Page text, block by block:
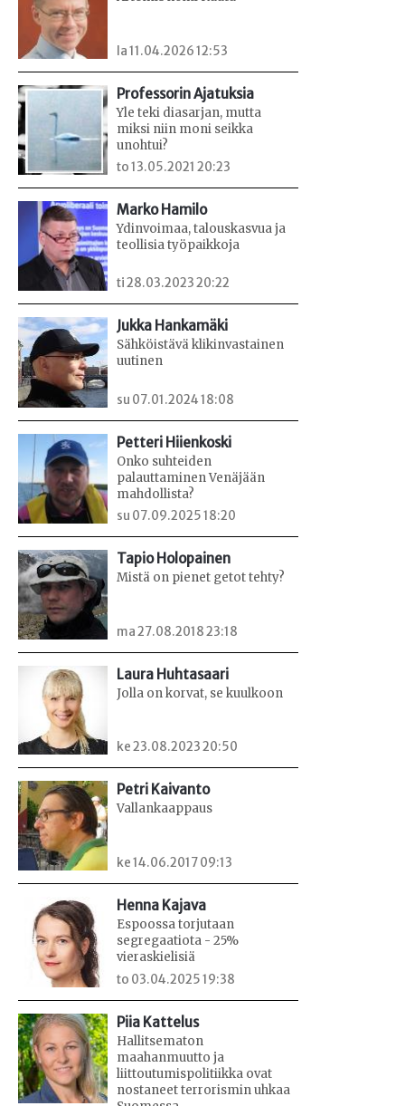
la 11.04.2026 12:53
Professorin Ajatuksia
Yle teki diasarjan, mutta
miksi niin moni seikka
unohtui?
to 13.05.2021 20:23
Marko Hamilo
Ydinvoimaa, talouskasvua ja
teollisia työpaikkoja
ti 28.03.2023 20:22
Jukka Hankamäki
Sähköistävä klikinvastainen
uutinen
su 07.01.2024 18:08
Petteri Hiienkoski
Onko suhteiden
palauttaminen Venäjään
mahdollista?
su 07.09.2025 18:20
Tapio Holopainen
Mistä on pienet getot tehty?
ma 27.08.2018 23:18
Laura Huhtasaari
Jolla on korvat, se kuulkoon
ke 23.08.2023 20:50
Petri Kaivanto
Vallankaappaus
ke 14.06.2017 09:13
Henna Kajava
Espoossa torjutaan
segregaatiota - 25%
vieraskielisiä
to 03.04.2025 19:38
Piia Kattelus
Hallitsematon
maahanmuutto ja
liittoutumispolitiikka ovat
nostaneet terrorismin uhkaa